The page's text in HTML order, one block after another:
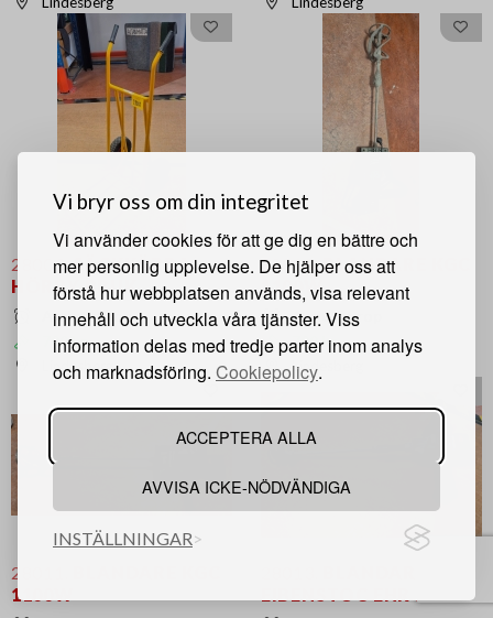
Vi bryr oss om din integritet
Vi använder cookies för att ge dig en bättre och
mer personlig upplevelse. De hjälper oss att
förstå hur webbplatsen används, visa relevant
innehåll och utveckla våra tjänster. Viss
information delas med tredje parter inom analys
och marknadsföring. Cookiepolicy.
ACCEPTERA ALLA
AVVISA ICKE-NÖDVÄNDIGA
INSTÄLLNINGAR
28003.SÄCKKÄRRA
HÖRBY BRUK
Avslutat rop
700 kr
Lindesberg
28010.BLANDARE KGC
1100W
Avslutat rop
700 kr
Lindesberg
28011.
1100W